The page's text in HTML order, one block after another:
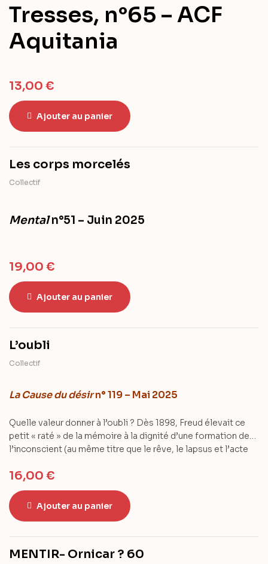
Tresses, n°65 – ACF
Aquitania
13,00 €
Ajouter au panier
Les corps morcelés
Collectif
Mentaln°51 – Juin 2025
19,00 €
Ajouter au panier
L’oubli
Collectif
La Cause du désirn° 119 – Mai 2025
Quelle valeur donner à l’oubli ? Dès 1898, Freud élevait ce
petit « raté » de la mémoire à la dignité d’une formation de
l’inconscient (au même titre que le rêve, le lapsus et l’acte
de LCD s’emploie à donner toute sa valeur à cet oubli… trop
souvent oublié.
16,00 €
Ajouter au panier
MENTIR- Ornicar ? 60